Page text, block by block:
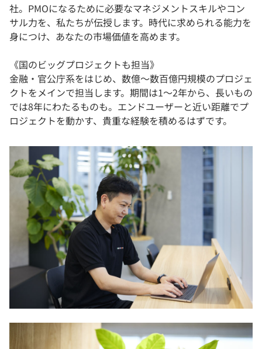
社。PMOになるために必要なマネジメントスキルやコン
サル力を、私たちが伝授します。時代に求められる能力を
身につけ、あなたの市場価値を高めます。
《国のビッグプロジェクトも担当》
金融・官公庁系をはじめ、数億～数百億円規模のプロジェ
クトをメインで担当します。期間は1～2年から、長いもの
では8年にわたるものも。エンドユーザーと近い距離でプ
ロジェクトを動かす、貴重な経験を積めるはずです。